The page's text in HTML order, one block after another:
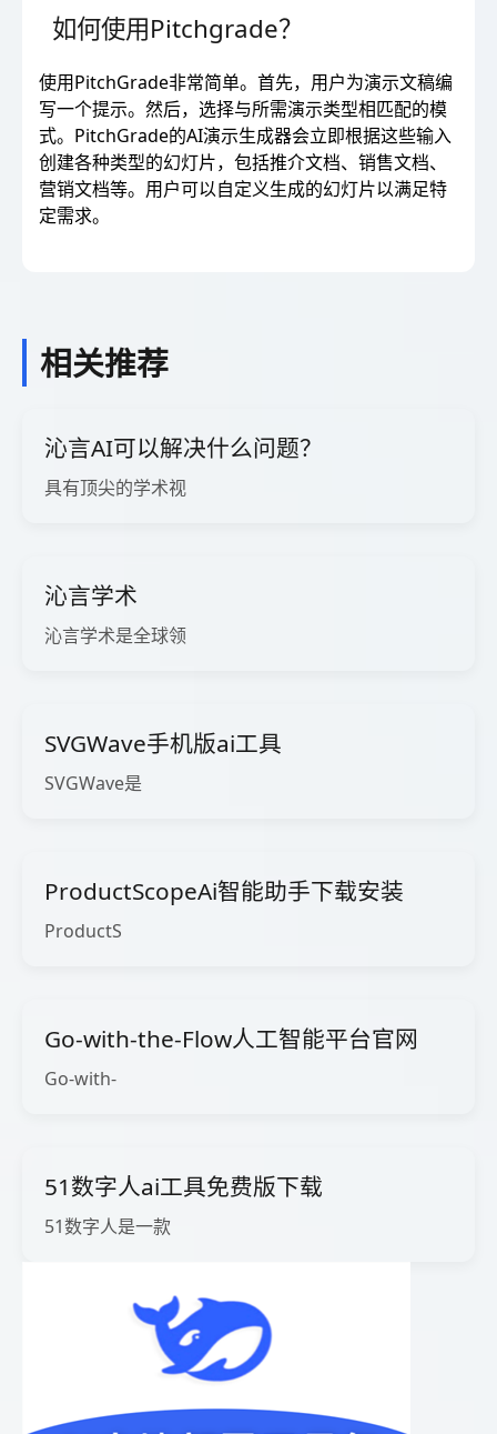
如何使用Pitchgrade？
使用PitchGrade非常简单。首先，用户为演示文稿编
写一个提示。然后，选择与所需演示类型相匹配的模
式。PitchGrade的AI演示生成器会立即根据这些输入
创建各种类型的幻灯片，包括推介文档、销售文档、
营销文档等。用户可以自定义生成的幻灯片以满足特
定需求。
相关推荐
沁言AI可以解决什么问题？
具有顶尖的学术视
沁言学术
沁言学术是全球领
SVGWave手机版ai工具
SVGWave是
ProductScopeAi智能助手下载安装
ProductS
Go-with-the-Flow人工智能平台官网
Go-with-
51数字人ai工具免费版下载
51数字人是一款